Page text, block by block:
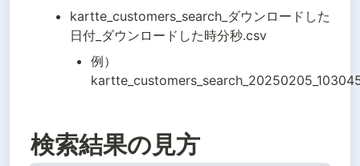
kartte_customers_search_ダウンロードした
日付_ダウンロードした時分秒.csv
例）
検索結果の見方